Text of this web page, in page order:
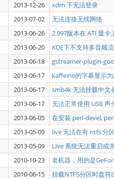
2013-12-26
xdm 下无法登录
2013-07-02
无法连接无线网络
2013-06-26
2.997版本在 ATI 显卡
2013-06-20
KDE下不支持多音频流
2013-06-18
gstreamer-plugin-
2013-06-17
kaffeine的字幕显示
2013-06-17
smb4k 无法挂载中文
2013-06-17
无法正常使用 USB 声
2013-06-05
在安装 perl-devel,
2013-05-09
live 无法在有 ntfs 分
2013-05-09
Live 系统无法重启或
2010-10-23
老机器，用的是
2010-06-15
挂载NTFS分区时盘